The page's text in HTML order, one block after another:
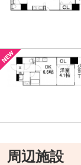
周辺施設